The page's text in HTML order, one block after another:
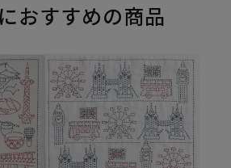
おすすめの商品